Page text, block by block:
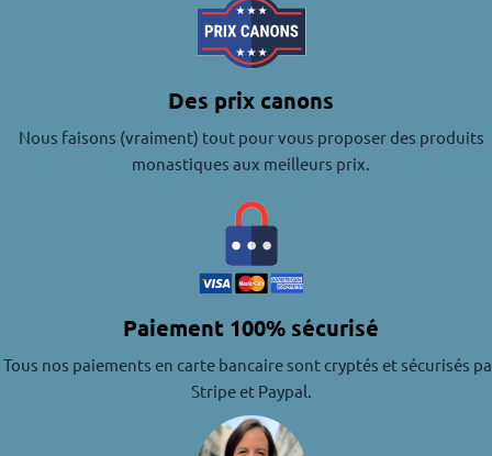
Des prix canons
Nous faisons (vraiment) tout pour vous proposer des produits
monastiques aux meilleurs prix.
Paiement 100% sécurisé
Tous nos paiements en carte bancaire sont cryptés et sécurisés
Stripe et Paypal.